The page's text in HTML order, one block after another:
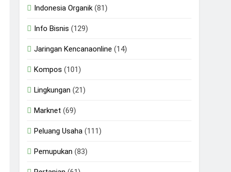
Indonesia Organik (81)
Info Bisnis (129)
Jaringan Kencanaonline (14)
Kompos (101)
Lingkungan (21)
Marknet (69)
Peluang Usaha (111)
Pemupukan (83)